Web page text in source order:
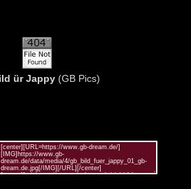
ür Jappy(GB Pics)